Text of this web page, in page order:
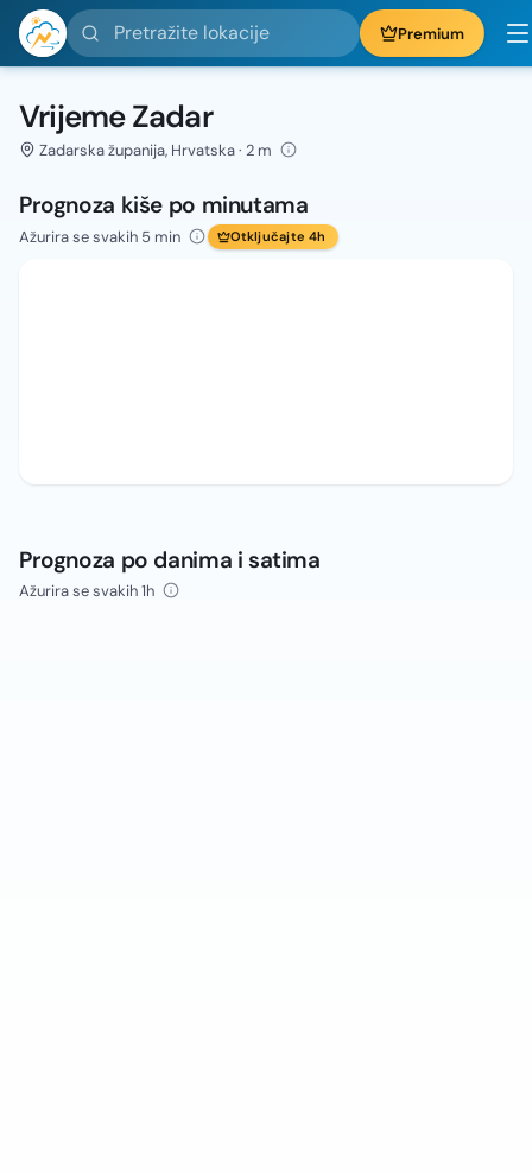
Pretražite lokacije Premium
Vrijeme Zadar
Zadarska županija, Hrvatska · 2 m
Prognoza kiše po minutama
Ažurira se svakih 5 min Otključajte 4h
Prognoza po danima i satima
Ažurira se svakih 1h